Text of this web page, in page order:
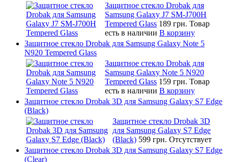
Защитное стекло Drobak для
Samsung Galaxy J7 SM-J700H
Tempered Glass 189 грн. Товар
есть в наличии В корзину
Защитное стекло Drobak для Samsung Galaxy Note 5
N920 Tempered Glass
Защитное стекло Drobak для
Samsung Galaxy Note 5 N920
Tempered Glass 159 грн. Товар
есть в наличии В корзину
Защитное стекло Drobak 3D для Samsung Galaxy S7 Edge
(Black)
Защитное стекло Drobak 3D
для Samsung Galaxy S7 Edge
(Black) 599 грн. Отсутствует
Защитное стекло Drobak 3D для Samsung Galaxy S7 Edge
(Clear)